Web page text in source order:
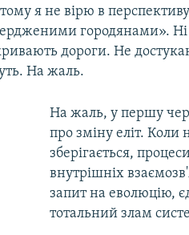
я не вірю в
городянами».
дороги. Не
На жаль.
На жаль, у першу
про зміну еліт.
зберігається,
внутрішніх
запит на еволюцію,
тотальний злам